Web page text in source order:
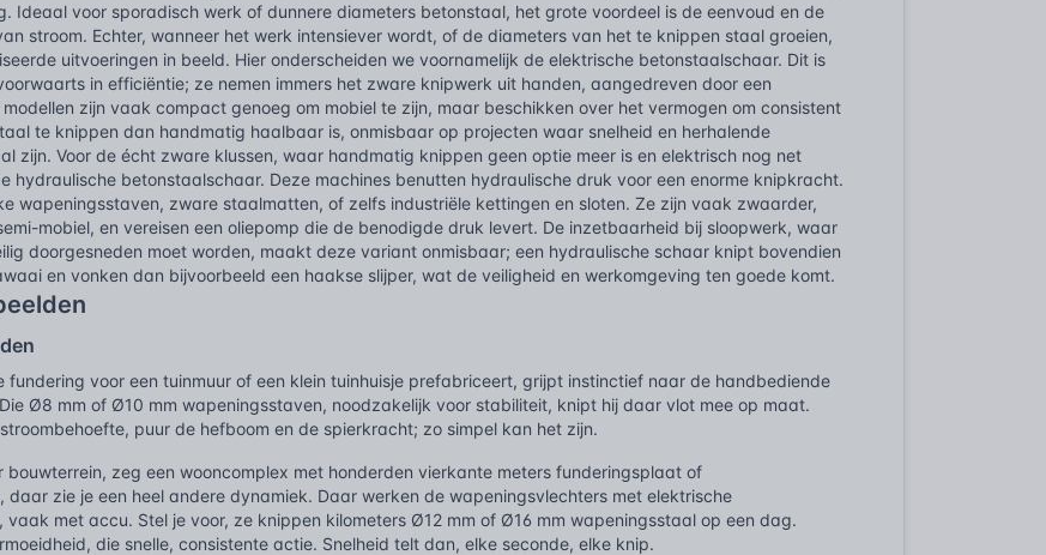
Ideaal voor sporadisch werk of dunnere diameters betonstaal, het grote voordeel is de eenvoud en de
stroom. Echter, wanneer het werk intensiever wordt, of de diameters van het te knippen staal groeien,
uitvoeringen in beeld. Hier onderscheiden we voornamelijk de elektrische betonstaalschaar. Dit is
in efficiëntie; ze nemen immers het zware knipwerk uit handen, aangedreven door een
zijn vaak compact genoeg om mobiel te zijn, maar beschikken over het vermogen om consistent
te knippen dan handmatig haalbaar is, onmisbaar op projecten waar snelheid en herhalende
zijn. Voor de écht zware klussen, waar handmatig knippen geen optie meer is en elektrisch nog net
hydraulische betonstaalschaar. Deze machines benutten hydraulische druk voor een enorme knipkracht.
wapeningsstaven, zware staalmatten, of zelfs industriële kettingen en sloten. Ze zijn vaak zwaarder,
mobiel, en vereisen een oliepomp die de benodigde druk levert. De inzetbaarheid bij sloopwerk, waar
doorgesneden moet worden, maakt deze variant onmisbaar; een hydraulische schaar knipt bovendien
en vonken dan bijvoorbeeld een haakse slijper, wat de veiligheid en werkomgeving ten goede komt.
fundering voor een tuinmuur of een klein tuinhuisje prefabriceert, grijpt instinctief naar de handbediende
Ø8 mm of Ø10 mm wapeningsstaven, noodzakelijk voor stabiliteit, knipt hij daar vlot mee op maat.
puur de hefboom en de spierkracht; zo simpel kan het zijn.
bouwterrein, zeg een wooncomplex met honderden vierkante meters funderingsplaat of
daar zie je een heel andere dynamiek. Daar werken de wapeningsvlechters met elektrische
vaak met accu. Stel je voor, ze knippen kilometers Ø12 mm of Ø16 mm wapeningsstaal op een dag.
die snelle, consistente actie. Snelheid telt dan, elke seconde, elke knip.